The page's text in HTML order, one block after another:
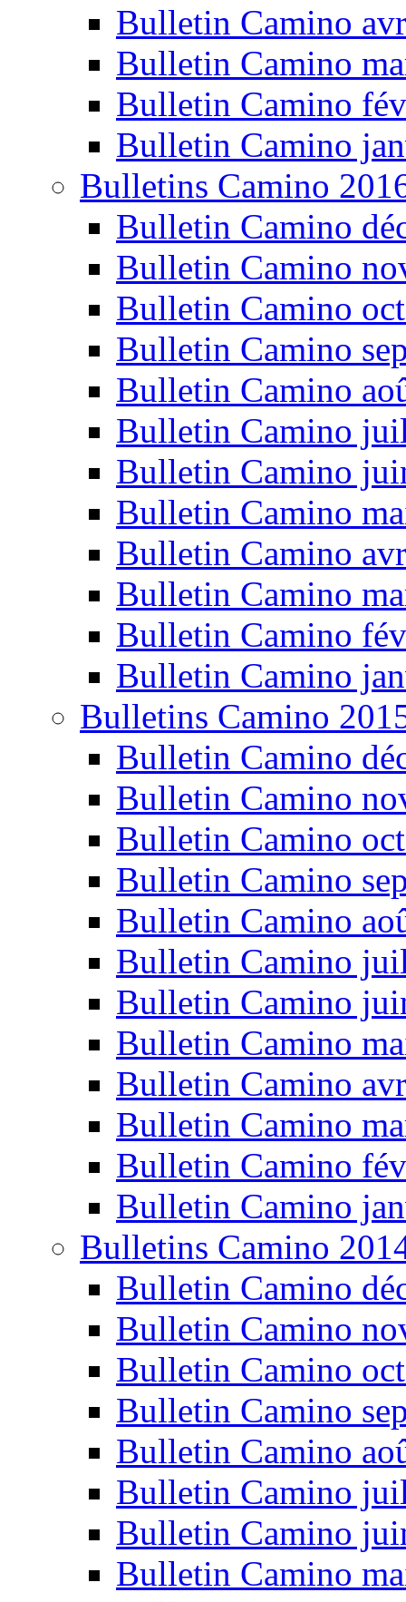
Bulletin Camino
Bulletin Camino
Bulletin Camino
Bulletin Camino
Bulletins Camino
Bulletin Camino
Bulletin Camino
Bulletin Camino
Bulletin Camino
Bulletin Camino
Bulletin Camino
Bulletin Camino
Bulletin Camino
Bulletin Camino
Bulletin Camino
Bulletin Camino
Bulletin Camino
Bulletins Camino
Bulletin Camino
Bulletin Camino
Bulletin Camino
Bulletin Camino
Bulletin Camino
Bulletin Camino
Bulletin Camino
Bulletin Camino
Bulletin Camino
Bulletin Camino
Bulletin Camino
Bulletin Camino
Bulletins Camino
Bulletin Camino
Bulletin Camino
Bulletin Camino
Bulletin Camino
Bulletin Camino
Bulletin Camino
Bulletin Camino
Bulletin Camino